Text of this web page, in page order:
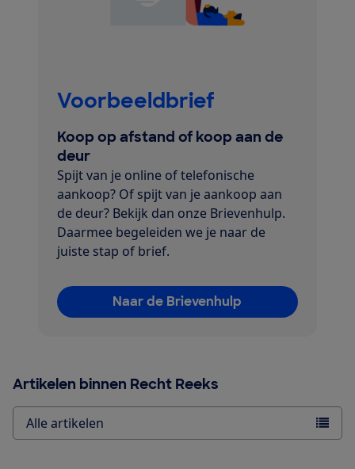
Voorbeeldbrief
Koop op afstand of koop aan de
deur
Spijt van je online of telefonische
aankoop? Of spijt van je aankoop aan
de deur? Bekijk dan onze Brievenhulp.
Daarmee begeleiden we je naar de
juiste stap of brief.
Naar de Brievenhulp
Artikelen binnen Recht Reeks
Alle artikelen